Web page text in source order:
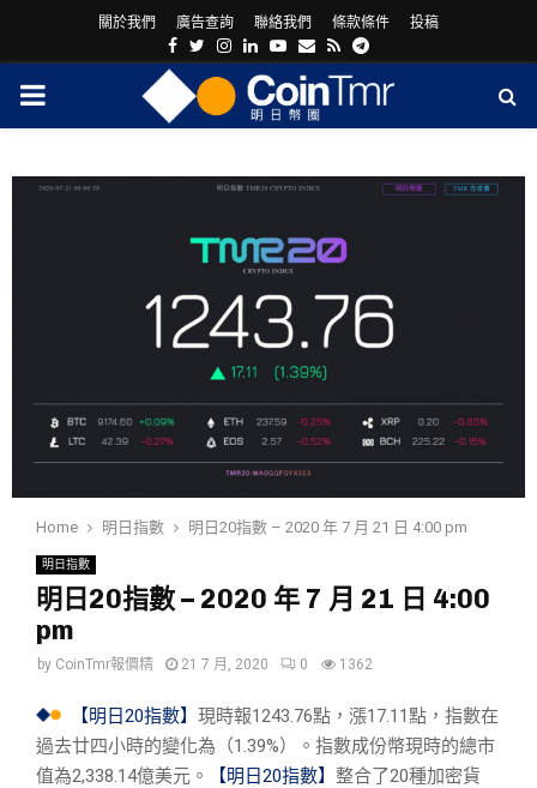
關於我們 廣告查詢 聯絡我們 條款條件 投稿
Facebook
Twitter
Instagram
LinkedinYoutube
Email
RssTelegram
PRIMARY
Home 明日指數 明日20指數 – 2020 年 7 月 21 日 4:00 pm
明日指數
明日20指數 – 2020 年 7 月 21 日 4:00
pm
by CoinTmr報價精 21 7 月, 2020 0 1362
【明日20指數】 現時報1243.76點，漲17.11點，指數在
過去廿四小時的變化為（1.39%）。指數成份幣現時的總市
值為2,338.14億美元。
【明日20指數】 整合了20種加密貨